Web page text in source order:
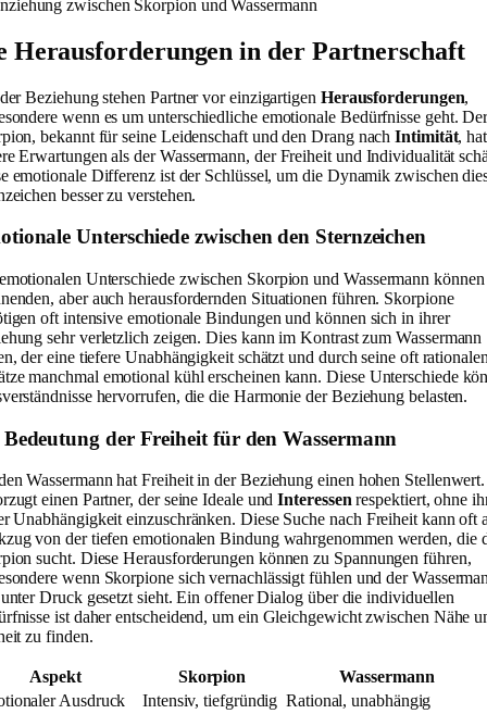
Herausforderungen in der Partnerschaft
Beziehung stehen Partner vor einzigartigen Herausforderungen,
wenn es um unterschiedliche emotionale Bedürfnisse geht.
bekannt für seine Leidenschaft und den Drang nachIntimität,
Erwartungen als der Wassermann, der Freiheit und Individualität
emotionale Differenz ist der Schlüssel, um die Dynamik zwischen
besser zu verstehen.
Unterschiede zwischen den Sternzeichen
Unterschiede zwischen Skorpion und Wassermann
aber auch herausfordernden Situationen führen. Skorpione
oft intensive emotionale Bindungen und können sich in ihrer
sehr verletzlich zeigen. Dies kann im Kontrast zum Wassermann
der eine tiefere Unabhängigkeit schätzt und durch seine oft
manchmal emotional kühl erscheinen kann. Diese Unterschiede
hervorrufen, die die Harmonie der Beziehung belasten.
Bedeutung der Freiheit für den Wassermann
Wassermann hat Freiheit in der Beziehung einen hohen
einen Partner, der seine Ideale undInteressenrespektiert, ohne
Unabhängigkeit einzuschränken. Diese Suche nach Freiheit kann oft
von der tiefen emotionalen Bindung wahrgenommen werden, die
sucht. Diese Herausforderungen können zu Spannungen führen,
wenn Skorpione sich vernachlässigt fühlen und der
Druck gesetzt sieht. Ein offener Dialog über die individuellen
ist daher entscheidend, um ein Gleichgewicht zwischen Nähe
zu finden.
Aspekt Skorpion
Wassermann
Ausdruck
Intensiv, tiefgründig Rational, unabhängig